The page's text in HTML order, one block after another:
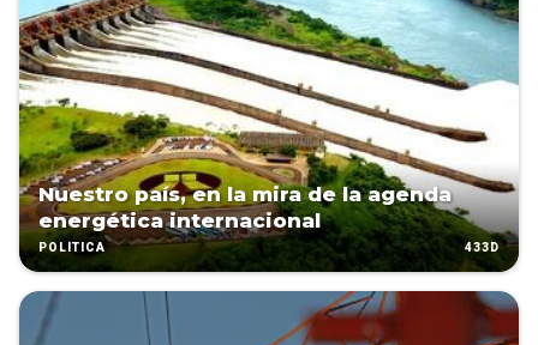
Nuestro país, en la mira de la agenda
energética internacional
POLÍTICA 433D